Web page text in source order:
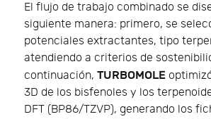
El flujo de trabajo combinado se
siguiente manera: primero, se
potenciales extractantes, tipo
atendiendo a criterios de
continuación, TURBOMOLE
3D de los bisfenoles y los
DFT (BP86/TZVP), generando los